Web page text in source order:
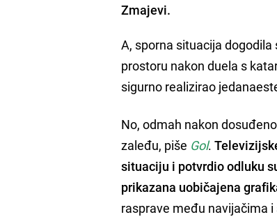
Zmajevi.
A, sporna situacija
prostoru nakon duela s
sigurno realizirao
No, odmah nakon
zaleđu, piše Gol.
situaciju i potvrdio odluku
prikazana uobičajena
rasprave među navijačima